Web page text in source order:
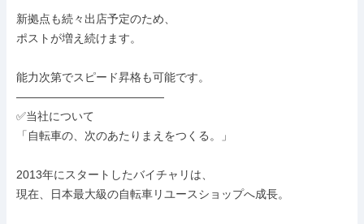
新拠点も続々出店予定のため、
ポストが増え続けます。
能力次第でスピード昇格も可能です。
―――――――――――――
✅当社について
「自転車の、次のあたりまえをつくる。」
2013年にスタートしたバイチャリは、
現在、日本最大級の自転車リユースショップへ成長。